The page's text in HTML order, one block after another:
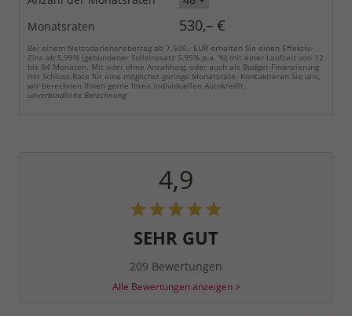
Monatsraten
530,– €
Bei einem Nettodarlehensbetrag ab 7.500,- EUR erhalten Sie einen Effektiv-
Zins ab 5,99% (gebundener Sollzinssatz 5,95% p.a. %) mit einer Laufzeit von 12
bis 84 Monaten. Mit oder ohne Anzahlung, oder auch als Budget-Finanzierung
mit Schluss-Rate für eine möglichst geringe Monatsrate. Kontaktieren Sie uns,
wir berechnen Ihnen gerne Ihren individuellen Autokredit.
unverbindliche Berechnung
4,9
SEHR GUT
209 Bewertungen
Alle Bewertungen anzeigen >